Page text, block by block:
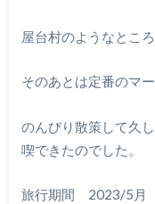
屋台村のようなところ
そのあとは定番のマ
のんびり散策して久
喫できたのでした。
旅行期間 2023/5月